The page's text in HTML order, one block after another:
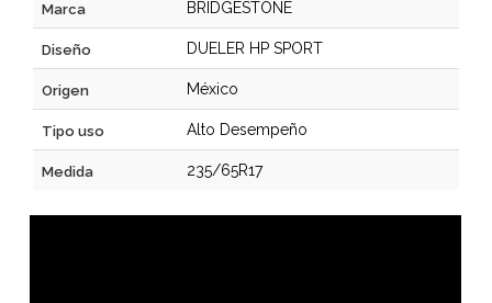
Marca BRIDGESTONE
Diseño DUELER HP SPORT
Origen México
Tipo uso Alto Desempeño
Medida 235/65R17